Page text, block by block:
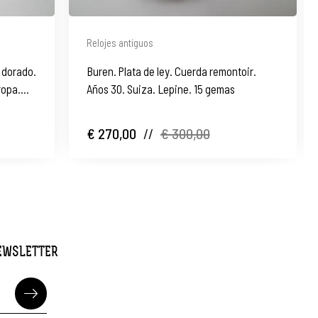
Relojes antiguos
Buren. Plata de ley. Cuerda remontoir.
Años 30. Suiza. Lepine. 15 gemas
€ 270,00 // € 300,00